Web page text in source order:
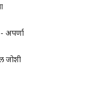
अपर्णा
जोशी